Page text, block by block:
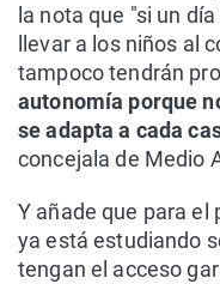
la nota que "si un
llevar a los niños al
tampoco tendrán
autonomía porque
se adapta a cada
concejala de Medio
Y añade que para
ya está estudiando
tengan el acceso